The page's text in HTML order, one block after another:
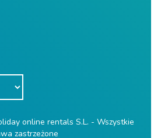
online rentals S.L. - Wszystkie
zastrzeżone